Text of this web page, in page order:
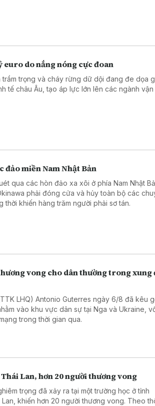
euro do nắng nóng cực đoan
trọng và cháy rừng dữ dội đang đe dọa
tế châu Âu, tạo áp lực lớn lên các ngành vận
đảo miền Nam Nhật Bản
qua các hòn đảo xa xôi ở phía Nam Nhật
phải đóng cửa và hủy toàn bộ các
khiến hàng trăm người phải sơ tán.
vong cho dân thường trong xung
LHQ) Antonio Guterres ngày 6/8 đã kêu
vào khu vực dân sự tại Nga và Ukraine,
trong thời gian qua.
Lan, hơn 20 người thương vong
trọng đã xảy ra tại một trường học ở tỉnh
khiến hơn 20 người thương vong. Theo